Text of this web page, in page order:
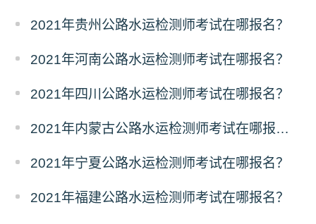
2021年贵州公路水运检测师考试在哪报名？
2021年河南公路水运检测师考试在哪报名？
2021年四川公路水运检测师考试在哪报名？
2021年内蒙古公路水运检测师考试在哪报名？
2021年宁夏公路水运检测师考试在哪报名？
2021年福建公路水运检测师考试在哪报名？